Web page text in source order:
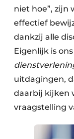
niet hoe”, zijn
effectief
dankzij alle
Eigenlijk is
uitdagingen,
daarbij kijken
vraagstelling